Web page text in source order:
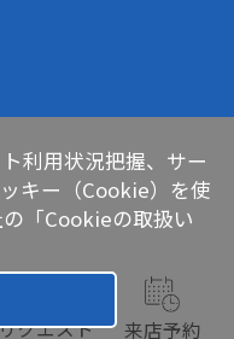
クエスト 来店予約
利用状況把握、サー
キー（Cookie）を使
「Cookieの取扱い